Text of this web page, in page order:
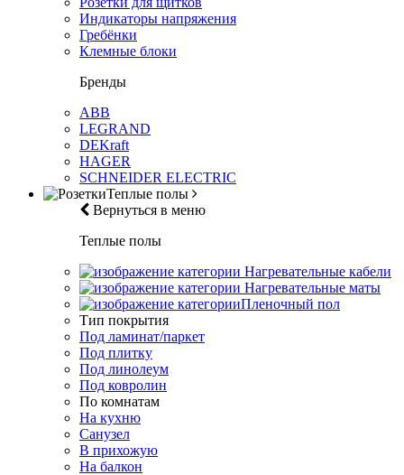
Индикаторы напряжения
Гребёнки
Клемные блоки
Бренды
ABB
LEGRAND
DEKraft
HAGER
SCHNEIDER ELECTRIC
Теплые полы
Вернуться в меню
Теплые полы
Нагревательные кабели
Нагревательные маты
Пленочный пол
Тип покрытия
Под ламинат/паркет
Под плитку
Под линолеум
Под ковролин
По комнатам
На кухню
Санузел
В прихожую
На балкон